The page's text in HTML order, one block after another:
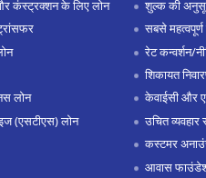
कंस्ट्रक्शन के लिए लोन
लोन
(एसटीएस) लोन
शुल्क की
सबसे महत्वपूर्ण
रेट कन्वर्शन/
शिकायत
केवाईसी और
उचित व्यवहार
कस्टमर
आवास